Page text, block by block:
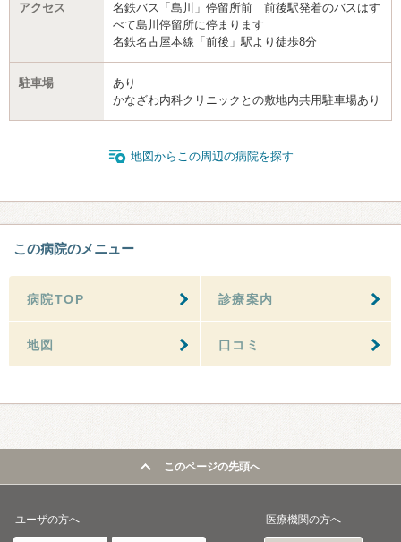
アクセス
名鉄バス「島川」停留所前 前後駅発着のバスはす
べて島川停留所に停まります
名鉄名古屋本線「前後」駅より徒歩8分
駐車場
あり
かなざわ内科クリニックとの敷地内共用駐車場あり
地図からこの周辺の病院を探す
この病院のメニュー
病院TOP 診療案内
地図 口コミ
このページの先頭へ
ユーザの方へ 医療機関の方へ